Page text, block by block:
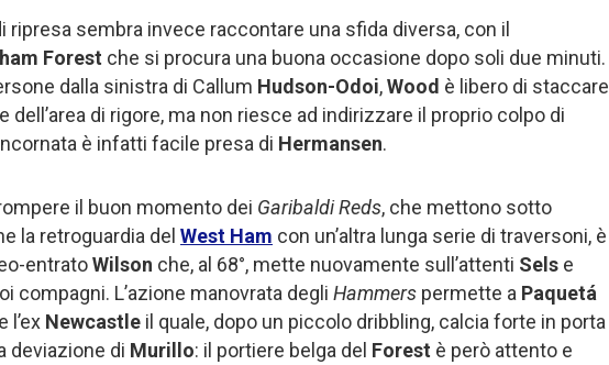
ripresa sembra invece raccontare una sfida diversa, con il
Forest che si procura una buona occasione dopo soli due minuti.
dalla sinistra di Callum Hudson-Odoi,Wood è libero di staccare
dell’area di rigore, ma non riesce ad indirizzare il proprio colpo di
è infatti facile presa di Hermansen.
il buon momento dei Garibaldi Reds, che mettono sotto
la retroguardia del West Ham con un’altra lunga serie di traversoni, è
entratoWilson che, al 68°, mette nuovamente sull’attenti Sels e
compagni. L’azione manovrata degli Hammers permette a Paquetá
l’ex Newcastle il quale, dopo un piccolo dribbling, calcia forte in porta
deviazione di Murillo: il portiere belga del Forest è però attento e